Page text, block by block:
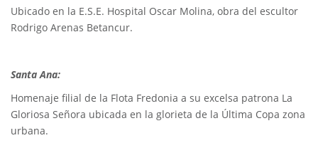
Ubicado en la E.S.E. Hospital Oscar Molina, obra del escultor
Rodrigo Arenas Betancur.
Santa Ana:
Homenaje filial de la Flota Fredonia a su excelsa patrona La
Gloriosa Señora ubicada en la glorieta de la Última Copa zona
urbana.